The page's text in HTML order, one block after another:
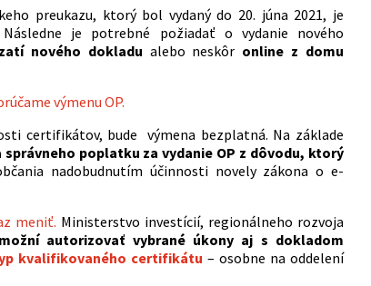
preukazu, ktorý bol vydaný do 20. júna 2021, je
je potrebné požiadať o vydanie nového
nového dokladu alebo neskôr online z domu
výmenu OP.
certifikátov, bude výmena bezplatná. Na základe
poplatku za vydanie OP z dôvodu, ktorý
nadobudnutím účinnosti novely zákona o e-
meniť. Ministerstvo investícií, regionálneho rozvoja
autorizovať vybrané úkony aj s dokladom
kvalifikovaného certifikátu – osobne na oddelení